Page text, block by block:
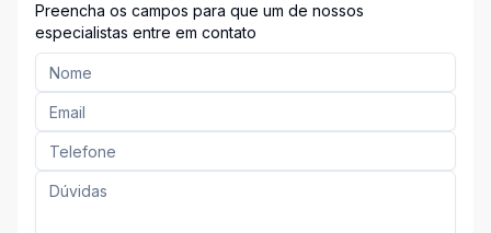
Preencha os campos para que um de nossos
especialistas entre em contato